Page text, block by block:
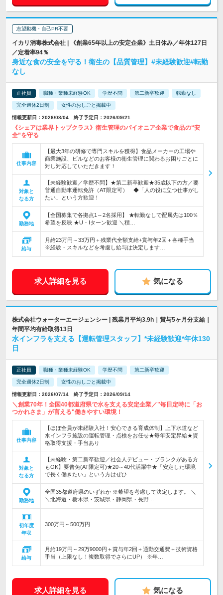
志望動機・自己PR不要
イカリ消毒株式会社 | 《創業65年以上の安定企業》土日休み／年休127日
／定着率94％
身近な食の安全を守る！衛生の【品質管理】#未経験歓迎#転勤
なし
正社員 職種・業種未経験OK 学歴不問 第二新卒歓迎 転勤なし
完全週休2日制 女性のおしごと掲載中
情報更新日：2026/08/04 終了予定日：2026/09/21
《シェアは業界トップクラス》衛生管理のパイオニア企業で食品の“安
全”を守る
仕事内容
【最大3年の研修で専門スキルを獲得】食品メーカーの工場や
商業施設、ビルなどのお客様の衛生管理に関わるお困りごとに
対し対応していただきます！
対象と
なる方
【未経験歓迎／学歴不問】★第二新卒歓迎★35歳以下の方／要
普通自動車運転免許（AT限定可） ◆「人の役に立つ仕事がし
たい」という方歓迎！
勤務地
【全国募集で各拠点1～2名採用】 ★転勤なしで配属先は100％
希望を反映 ★U・Iターン歓迎 ＼積…
給与
月給23万円～33万円＋残業代全額支給+賞与年2回＋各種手当
※経験・スキルなどを考慮し給与は決定します…
求人詳細を見る 気になる
株式会社ウォーターエージェンシー | 残業月平均3.9h｜賞与5ヶ月分支給｜
年間平均有給取得13日
水インフラを支える【運転管理スタッフ】*未経験歓迎*年休130
日
正社員 職種・業種未経験OK 学歴不問 第二新卒歓迎
完全週休2日制 女性のおしごと掲載中
情報更新日：2026/07/14 終了予定日：2026/09/14
＼創業70年！全国40都道府県で水を支える安定企業／"毎日定時に「お
つかれさま」が言える"働きやすい環境！
仕事内容
【ほぼ全員が未経験入社！安心できる育成体制】上下水道など
水インフラ施設の運転管理・点検をお任せ★毎年安定昇給★資
格取得支援・手当あり
対象と
なる方
【未経験・第二新卒歓迎／社会人デビュー・ブランクがある方
もOK】要普免(AT限定可)★20～40代活躍中★「安定した環境
で長く働きたい」という方はぜひ
勤務地
全国35都道府県のいずれか ※希望を考慮して決定します。 ＼
＼北海道・栃木県・茨城県・静岡県・長野…
初年度
年収
300万円～500万円
給与
月給19万円～29万9000円＋賞与年2回＋通勤交通費＋技術資格
手当（上限なし！複数取得でさらにUP） ※年…
求人詳細を見る 気になる